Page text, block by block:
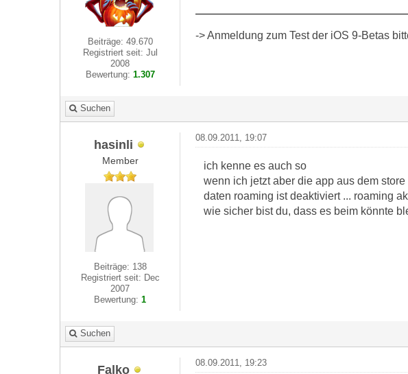
Beiträge: 49.670
Registriert seit: Jul
2008
Bewertung: 1.307
-> Anmeldung zum Test der iOS 9-Betas
Suchen
hasinli
Member
Beiträge: 138
Registriert seit: Dec
2007
Bewertung:1
08.09.2011, 19:07
ich kenne es auch so
wenn ich jetzt aber die app aus dem
daten roaming ist deaktiviert ... roaming
wie sicher bist du, dass es beim könnte
Suchen
Falko 08.09.2011, 19:23